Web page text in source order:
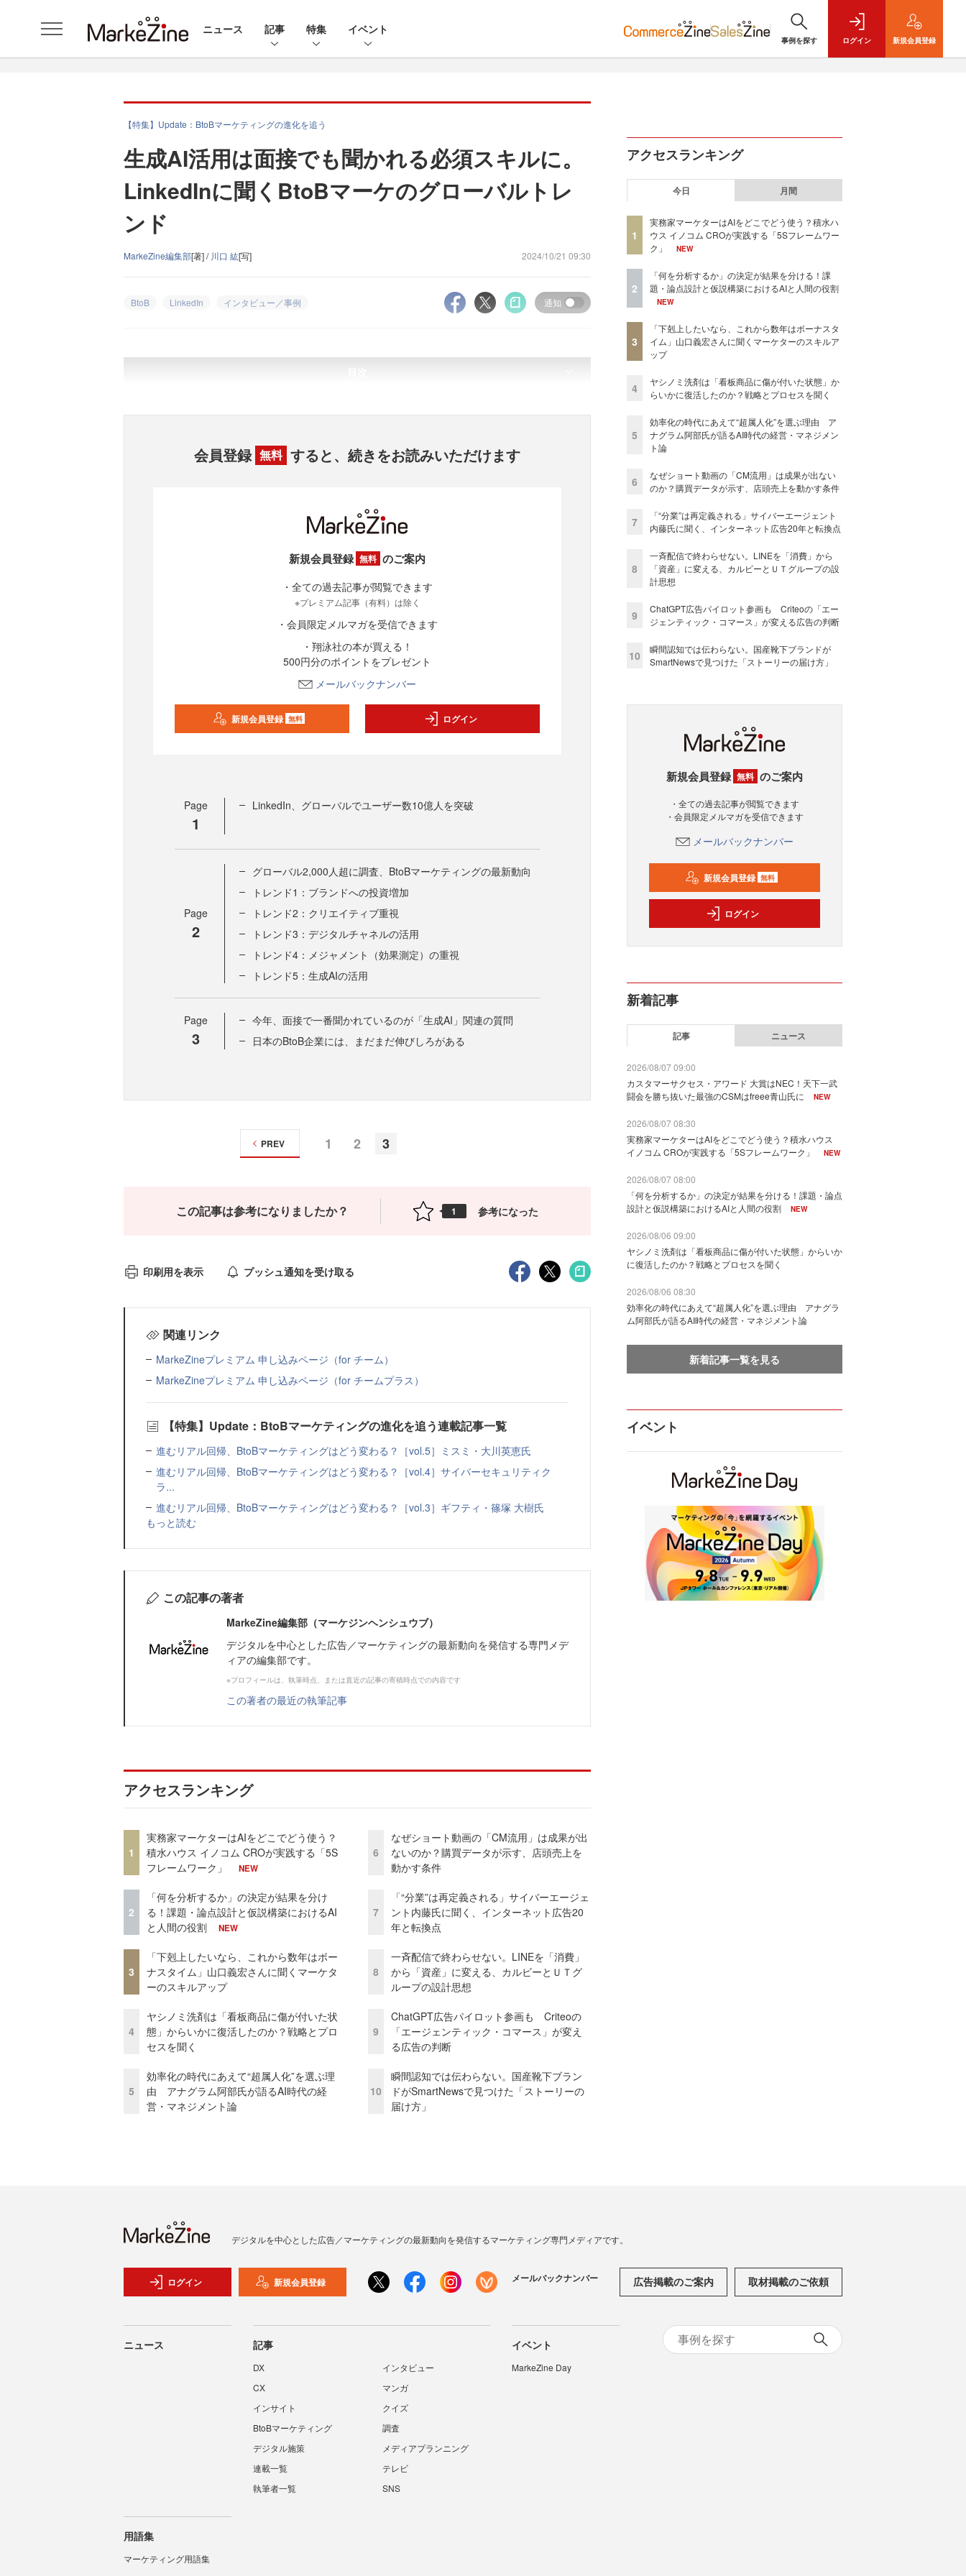
ニュース 記事 特集 イベント
事例を探す ログイン 新規会員登録
【特集】Update：BtoBマーケティングの進化を追う
生成AI活用は面接でも聞かれる必須スキルに。
LinkedInに聞くBtoBマーケのグローバルトレ
ンド
MarkeZine編集部[著] / 川口 紘[写] 2024/10/21 09:30
BtoB LinkedIn インタビュー／事例 通知
会員登録 無料 すると、続きをお読みいただけます
新規会員登録 無料 のご案内
・全ての過去記事が閲覧できます
※プレミアム記事（有料）は除く
・会員限定メルマガを受信できます
・翔泳社の本が買える！
500円分のポイントをプレゼント
メールバックナンバー
新規会員登録 無料 ログイン
Page
1
LinkedIn、グローバルでユーザー数10億人を突破
Page
2
グローバル2,000人超に調査、BtoBマーケティングの最新動向
トレンド1：ブランドへの投資増加
トレンド2：クリエイティブ重視
トレンド3：デジタルチャネルの活用
トレンド4：メジャメント（効果測定）の重視
トレンド5：生成AIの活用
Page
3
今年、面接で一番聞かれているのが「生成AI」関連の質問
日本のBtoB企業には、まだまだ伸びしろがある
1 2 3
PREV
この記事は参考になりましたか？ 1 参考になった
印刷用を表示 プッシュ通知を受け取る
関連リンク
MarkeZineプレミアム 申し込みページ（for チーム）
MarkeZineプレミアム 申し込みページ（for チームプラス）
【特集】Update：BtoBマーケティングの進化を追う連載記事一覧
進むリアル回帰、BtoBマーケティングはどう変わる？［vol.5］ミスミ・大川英恵氏
進むリアル回帰、BtoBマーケティングはどう変わる？［vol.4］サイバーセキュリティク
ラ...
進むリアル回帰、BtoBマーケティングはどう変わる？［vol.3］ギフティ・篠塚 大樹氏
もっと読む
この記事の著者
MarkeZine編集部（マーケジンヘンシュウブ）
デジタルを中心とした広告／マーケティングの最新動向を発信する専門メデ
ィアの編集部です。
※プロフィールは、執筆時点、または直近の記事の寄稿時点での内容です
この著者の最近の執筆記事
アクセスランキング
1
実務家マーケターはAIをどこでどう使う？
積水ハウス イノコム CROが実践する「5S
フレームワーク」
NEW
2
「何を分析するか」の決定が結果を分け
る！課題・論点設計と仮説構築におけるAI
と人間の役割
NEW
3
「下剋上したいなら、これから数年はボー
ナスタイム」山口義宏さんに聞くマーケタ
ーのスキルアップ
4
ヤシノミ洗剤は「看板商品に傷が付いた状
態」からいかに復活したのか？戦略とプロ
セスを聞く
5
効率化の時代にあえて“超属人化”を選ぶ理
由 アナグラム阿部氏が語るAI時代の経
営・マネジメント論
6
なぜショート動画の「CM流用」は成果が出
ないのか？購買データが示す、店頭売上を
動かす条件
7
「“分業”は再定義される」サイバーエージェ
ント内藤氏に聞く、インターネット広告20
年と転換点
8
一斉配信で終わらせない。LINEを「消費」
から「資産」に変える、カルビーとＵＴグ
ループの設計思想
9
ChatGPT広告パイロット参画も Criteoの
「エージェンティック・コマース」が変え
る広告の判断
10
瞬間認知では伝わらない。国産靴下ブラン
ドがSmartNewsで見つけた「ストーリーの
届け方」
アクセスランキング
今日 月間
1
実務家マーケターはAIをどこでどう使う？積水ハ
ウス イノコム CROが実践する「5Sフレームワー
ク」
NEW
2
「何を分析するか」の決定が結果を分ける！課
題・論点設計と仮説構築におけるAIと人間の役割
NEW
3
「下剋上したいなら、これから数年はボーナスタ
イム」山口義宏さんに聞くマーケターのスキルア
ップ
4
ヤシノミ洗剤は「看板商品に傷が付いた状態」か
らいかに復活したのか？戦略とプロセスを聞く
5
効率化の時代にあえて“超属人化”を選ぶ理由 ア
ナグラム阿部氏が語るAI時代の経営・マネジメン
ト論
6
なぜショート動画の「CM流用」は成果が出ない
のか？購買データが示す、店頭売上を動かす条件
7
「“分業”は再定義される」サイバーエージェント
内藤氏に聞く、インターネット広告20年と転換点
8
一斉配信で終わらせない。LINEを「消費」から
「資産」に変える、カルビーとＵＴグループの設
計思想
9
ChatGPT広告パイロット参画も Criteoの「エー
ジェンティック・コマース」が変える広告の判断
10
瞬間認知では伝わらない。国産靴下ブランドが
SmartNewsで見つけた「ストーリーの届け方」
新規会員登録 無料 のご案内
・全ての過去記事が閲覧できます
・会員限定メルマガを受信できます
メールバックナンバー
新規会員登録 無料
ログイン
新着記事
記事 ニュース
2026/08/07 09:00
カスタマーサクセス・アワード 大賞はNEC！天下一武
闘会を勝ち抜いた最強のCSMはfreee青山氏に
NEW
2026/08/07 08:30
実務家マーケターはAIをどこでどう使う？積水ハウス
イノコム CROが実践する「5Sフレームワーク」
NEW
2026/08/07 08:00
「何を分析するか」の決定が結果を分ける！課題・論点
設計と仮説構築におけるAIと人間の役割
NEW
2026/08/06 09:00
ヤシノミ洗剤は「看板商品に傷が付いた状態」からいか
に復活したのか？戦略とプロセスを聞く
2026/08/06 08:30
効率化の時代にあえて“超属人化”を選ぶ理由 アナグラ
ム阿部氏が語るAI時代の経営・マネジメント論
新着記事一覧を見る
イベント
デジタルを中心とした広告／マーケティングの最新動向を発信するマーケティング専門メディアです。
ログイン 新規会員登録 メールバックナンバー 広告掲載のご案内 取材掲載のご依頼
ニュース 記事
DX
インタビュー
CX
マンガ
インサイト
クイズ
BtoBマーケティング
調査
デジタル施策
メディアプランニング
連載一覧
テレビ
執筆者一覧
SNS
イベント
MarkeZine Day
用語集
マーケティング用語集